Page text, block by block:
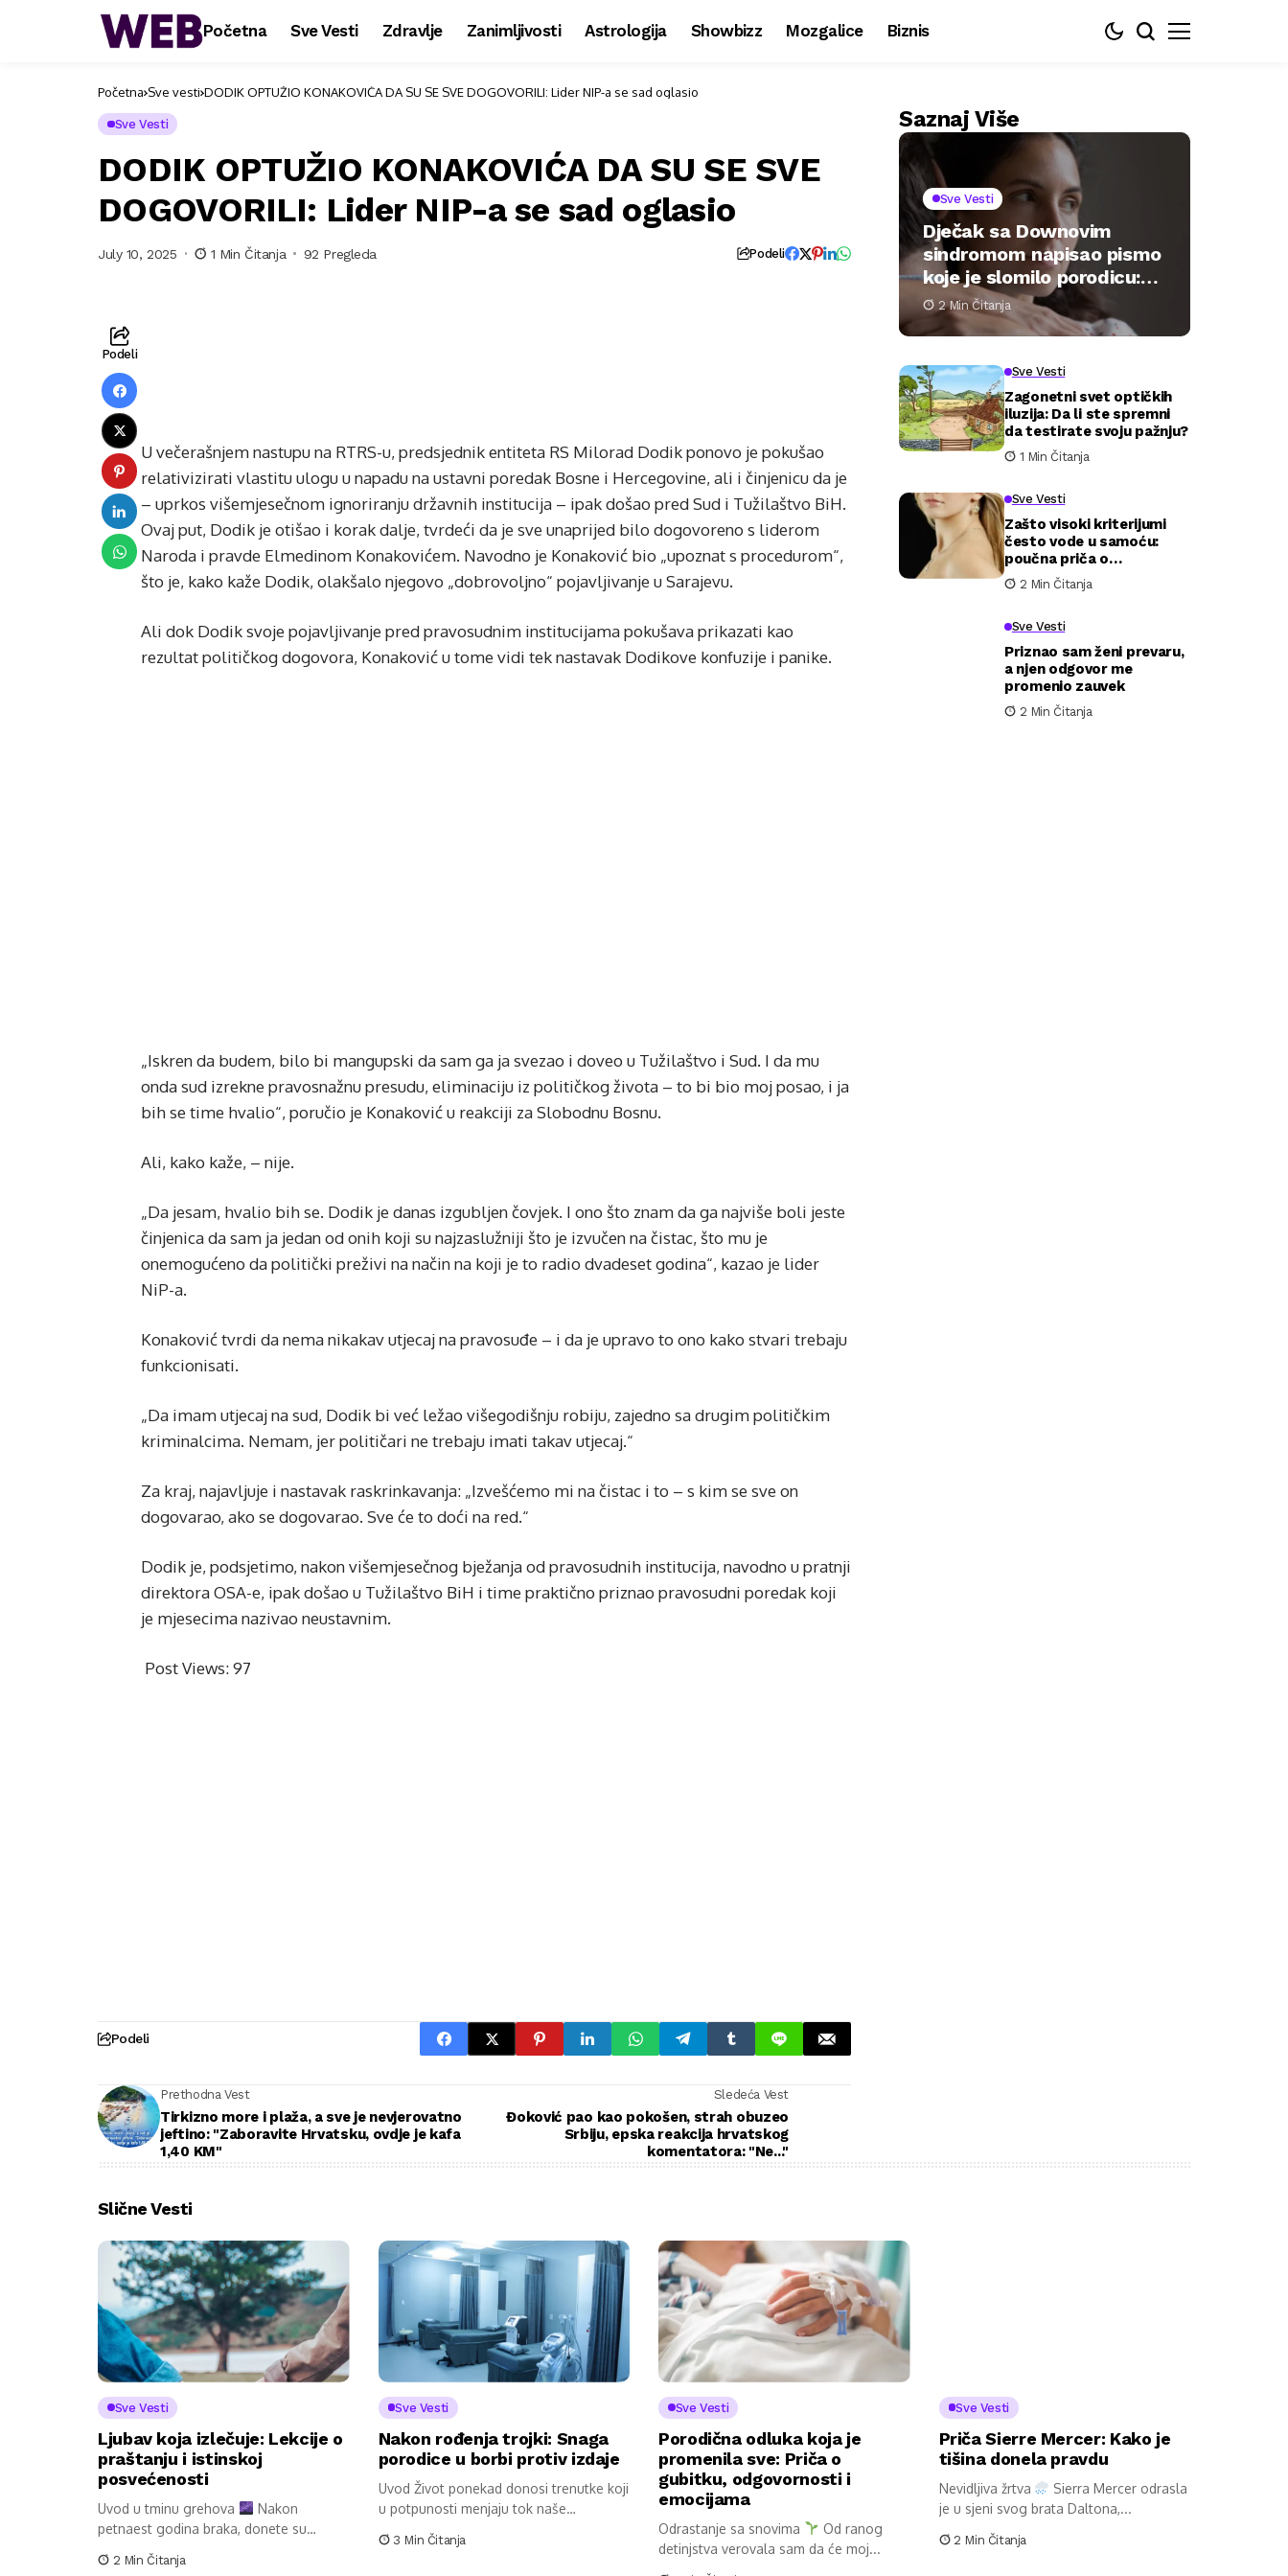
Početna Sve Vesti Zdravlje Zanimljivosti Astrologija Showbizz Mozgalice Biznis
Početna Sve vesti DODIK OPTUŽIO KONAKOVIĆA DA SU SE SVE DOGOVORILI: Lider NIP-a se sad oglasio
Sve Vesti
DODIK OPTUŽIO KONAKOVIĆA DA SU SE SVE
DOGOVORILI: Lider NIP-a se sad oglasio
July 10, 2025 1 Min Čitanja 92 Pregleda Podeli
Podeli
U večerašnjem nastupu na RTRS-u, predsjednik entiteta RS Milorad Dodik ponovo je pokušao
relativizirati vlastitu ulogu u napadu na ustavni poredak Bosne i Hercegovine, ali i činjenicu da je
– uprkos višemjesečnom ignoriranju državnih institucija – ipak došao pred Sud i Tužilaštvo BiH.
Ovaj put, Dodik je otišao i korak dalje, tvrdeći da je sve unaprijed bilo dogovoreno s liderom
Naroda i pravde Elmedinom Konakovićem. Navodno je Konaković bio „upoznat s procedurom“,
što je, kako kaže Dodik, olakšalo njegovo „dobrovoljno“ pojavljivanje u Sarajevu.
Ali dok Dodik svoje pojavljivanje pred pravosudnim institucijama pokušava prikazati kao
rezultat političkog dogovora, Konaković u tome vidi tek nastavak Dodikove konfuzije i panike.
„Iskren da budem, bilo bi mangupski da sam ga ja svezao i doveo u Tužilaštvo i Sud. I da mu
onda sud izrekne pravosnažnu presudu, eliminaciju iz političkog života – to bi bio moj posao, i ja
bih se time hvalio“, poručio je Konaković u reakciji za Slobodnu Bosnu.
Ali, kako kaže, – nije.
„Da jesam, hvalio bih se. Dodik je danas izgubljen čovjek. I ono što znam da ga najviše boli jeste
činjenica da sam ja jedan od onih koji su najzaslužniji što je izvučen na čistac, što mu je
onemogućeno da politički preživi na način na koji je to radio dvadeset godina“, kazao je lider
NiP-a.
Konaković tvrdi da nema nikakav utjecaj na pravosuđe – i da je upravo to ono kako stvari trebaju
funkcionisati.
„Da imam utjecaj na sud, Dodik bi već ležao višegodišnju robiju, zajedno sa drugim političkim
kriminalcima. Nemam, jer političari ne trebaju imati takav utjecaj.“
Za kraj, najavljuje i nastavak raskrinkavanja: „Izvešćemo mi na čistac i to – s kim se sve on
dogovarao, ako se dogovarao. Sve će to doći na red.“
Dodik je, podsjetimo, nakon višemjesečnog bježanja od pravosudnih institucija, navodno u pratnji
direktora OSA-e, ipak došao u Tužilaštvo BiH i time praktično priznao pravosudni poredak koji
je mjesecima nazivao neustavnim.
Post Views:97
Podeli
Prethodna Vest
Tirkizno more i plaža, a sve je nevjerovatno
jeftino: "Zaboravite Hrvatsku, ovdje je kafa
1,40 KM"
Sledeća Vest
Đoković pao kao pokošen, strah obuzeo
Srbiju, epska reakcija hrvatskog
komentatora: "Ne..."
Saznaj Više
Sve Vesti
Dječak sa Downovim
sindromom napisao pismo
koje je slomilo porodicu:
„Samo želim biti željen“
2 Min Čitanja
Sve Vesti
Zagonetni svet optičkih
iluzija: Da li ste spremni
da testirate svoju pažnju?
1 Min Čitanja
Sve Vesti
Zašto visoki kriterijumi
često vode u samoću:
poučna priča o
očekivanjima i stvarnosti
u ljubavi
2 Min Čitanja
Sve Vesti
Priznao sam ženi prevaru,
a njen odgovor me
promenio zauvek
2 Min Čitanja
Slične Vesti
Sve Vesti
Ljubav koja izlečuje: Lekcije o
praštanju i istinskoj
posvećenosti
Uvod u tminu grehova
Nakon
petnaest godina braka, donete su
2 Min Čitanja
Sve Vesti
Nakon rođenja trojki: Snaga
porodice u borbi protiv izdaje
Uvod Život ponekad donosi trenutke koji
u potpunosti menjaju tok naše
3 Min Čitanja
Sve Vesti
Porodična odluka koja je
promenila sve: Priča o
gubitku, odgovornosti i
emocijama
Odrastanje sa snovima
Od ranog
detinjstva verovala sam da će moj...
Sve Vesti
Priča Sierre Mercer: Kako je
tišina donela pravdu
Nevidljiva žrtva
Sierra Mercer odrasla
je u sjeni svog brata Daltona,...
2 Min Čitanja